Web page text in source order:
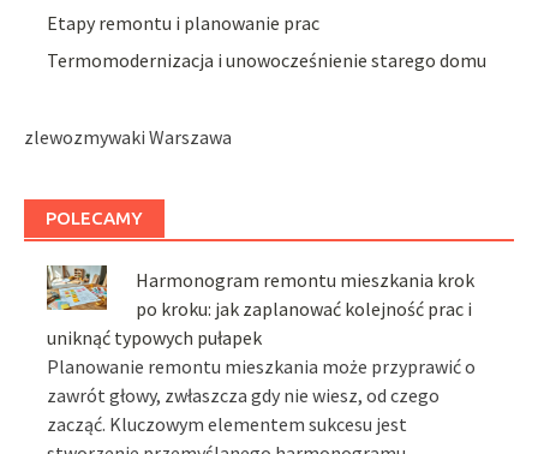
Etapy remontu i planowanie prac
Termomodernizacja i unowocześnienie starego domu
zlewozmywaki Warszawa
POLECAMY
Harmonogram remontu mieszkania krok
po kroku: jak zaplanować kolejność prac i
uniknąć typowych pułapek
Planowanie remontu mieszkania może przyprawić o
zawrót głowy, zwłaszcza gdy nie wiesz, od czego
zacząć. Kluczowym elementem sukcesu jest